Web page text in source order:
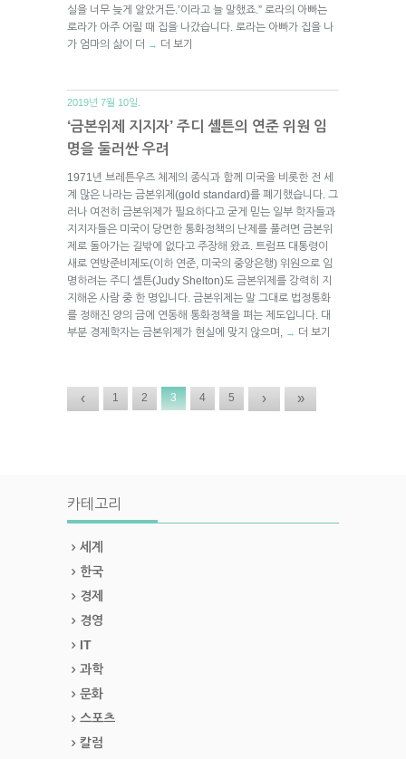
실을 너무 늦게 알았거든.’이라고 늘 말했죠.” 로라의 아빠는
로라가 아주 어릴 때 집을 나갔습니다. 로라는 아빠가 집을 나
가 엄마의 삶이 더 → 더 보기
2019년 7월 10일.
‘금본위제 지지자’ 주디 셸튼의 연준 위원 임
명을 둘러싼 우려
1971년 브레튼우즈 체제의 종식과 함께 미국을 비롯한 전 세
계 많은 나라는 금본위제(gold standard)를 폐기했습니다. 그
러나 여전히 금본위제가 필요하다고 굳게 믿는 일부 학자들과
지지자들은 미국이 당면한 통화정책의 난제를 풀려면 금본위
제로 돌아가는 길밖에 없다고 주장해 왔죠. 트럼프 대통령이
새로 연방준비제도(이하 연준, 미국의 중앙은행) 위원으로 임
명하려는 주디 셸튼(Judy Shelton)도 금본위제를 강력히 지
지해온 사람 중 한 명입니다. 금본위제는 말 그대로 법정통화
를 정해진 양의 금에 연동해 통화정책을 펴는 제도입니다. 대
부분 경제학자는 금본위제가 현실에 맞지 않으며,
→ 더 보기
‹ 1 2 3 4 5 › »
카테고리
세계
한국
경제
경영
IT
과학
문화
스포츠
칼럼